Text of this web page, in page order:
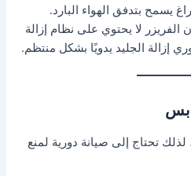
يسمح بتدفق الهواء البارد.
الفريزر لا يحتوي على نظام إزالة
إزالة الجليد يدويًا بشكل منتظم.
تحتاج إلى صيانة دورية لمنع